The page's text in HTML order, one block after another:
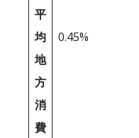
平
均
地
方
消
費
0.45%